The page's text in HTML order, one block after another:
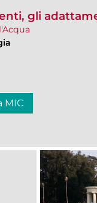
gli
MIC